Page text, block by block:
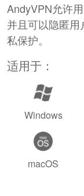
AndyVPN允许
并且可以隐匿
私保护。
适用于：
Windows
macOS